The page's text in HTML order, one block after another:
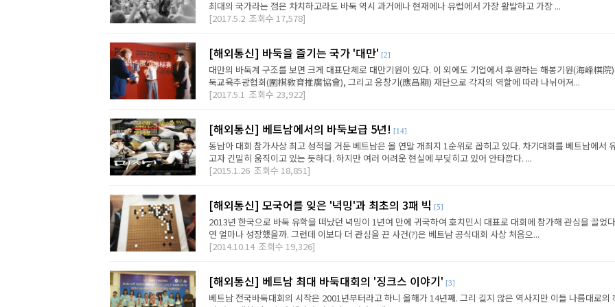
최대의 국가라는 점은 차치하고라도 바둑 역시 과거에나 현재에나 유럽에서 가장 활발하고 가장 ...
[2017.5.2 조회수 17,578]
[해외통신] 바둑을 즐기는 국가 '대만' [2]
대만의 바둑계 구조를 보면 크게 대표단체로 대만기원이 있다. 이 외에도 기업에서 후원하는 해봉기원(海峰棋院
둑교육추광협회(圍棋敎育推廣協會), 그리고 응창기(應昌期) 재단으로 각자의 역할에 따라 나뉘어져...
[2017.5.1 조회수 23,922]
[해외통신] 베트남에서의 바둑보급 5년! [14]
동남아 대회 참가사상 최고 성적을 거둔 베트남은 올 연말 개최지 1순위로 꼽히고 있다. 차기대회를 베트남에서
고자 긴밀히 움직이고 있는 듯하다. 하지만 여러 어려운 현실에 부딪히고 있어 안타깝다. ...
[2015.1.26 조회수 18,851]
[해외통신] 모국어를 잊은 '녁밍'과 최초의 3패 빅 [5]
2013년 한국으로 바둑 유학을 떠났던 녁밍이 1년여 만에 귀국하여 호치민시 대표로 대회에 참가해 관심을 끌었
연 얼마나 성장했을까. 그런데 이보다 더 관심을 끈 사건(?)은 베트남 공식대회 사상 처음으...
[2014.10.14 조회수 19,326]
[해외통신] 베트남 최대 바둑대회의 '징크스 이야기' [3]
베트남 전국바둑대회의 시작은 2001년부터라고 하니 올해가 14년째. 그리 길지 않은 역사지만 이들 나름대로의